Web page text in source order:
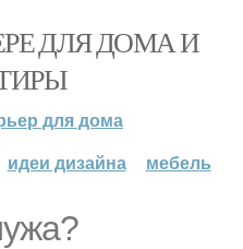
ДЛЯ ДОМА И
для дома
идеи дизайна мебель